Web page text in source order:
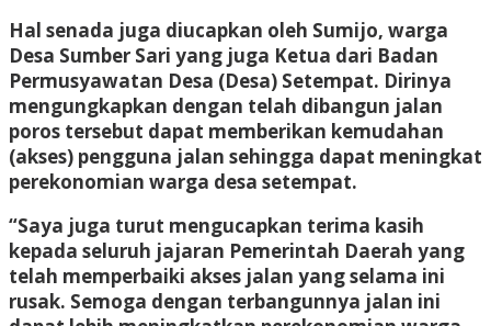
Hal senada juga diucapkan oleh Sumijo, warga
Desa Sumber Sari yang juga Ketua dari Badan
Permusyawatan Desa (Desa) Setempat. Dirinya
mengungkapkan dengan telah dibangun jalan
poros tersebut dapat memberikan kemudahan
(akses) pengguna jalan sehingga dapat meningkat
perekonomian warga desa setempat.
“Saya juga turut mengucapkan terima kasih
kepada seluruh jajaran Pemerintah Daerah yang
telah memperbaiki akses jalan yang selama ini
rusak. Semoga dengan terbangunnya jalan ini